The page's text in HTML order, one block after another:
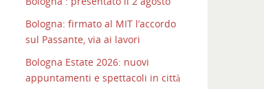
BOLOGNESI
CONQUISTANO
Bologna: firmato al MIT l’accordo
sul Passante, via ai lavori
Bologna Estate 2026: nuovi
appuntamenti e spettacoli in città